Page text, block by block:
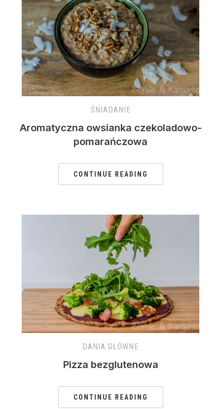
ŚNIADANIE
Aromatyczna owsianka czekoladowo-
pomarańczowa
CONTINUE READING
DANIA GŁÓWNE
Pizza bezglutenowa
CONTINUE READING